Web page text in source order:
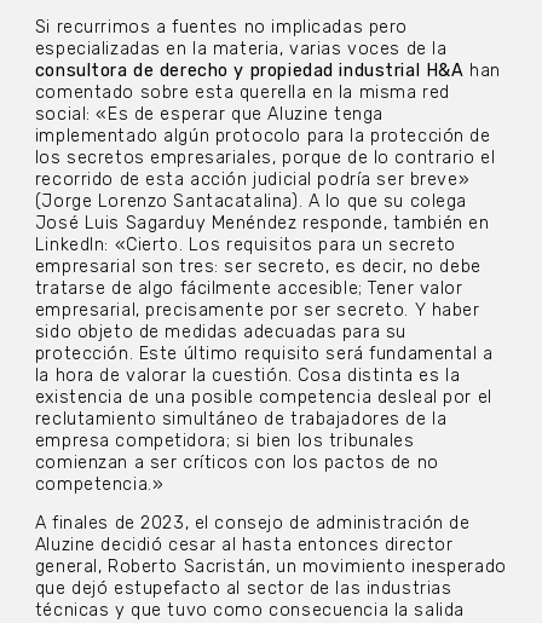
Si recurrimos a fuentes no implicadas pero
especializadas en la materia, varias voces de la
consultora de derecho y propiedad industrial H&A han
comentado sobre esta querella en la misma red
social: «Es de esperar que Aluzine tenga
implementado algún protocolo para la protección de
los secretos empresariales, porque de lo contrario el
recorrido de esta acción judicial podría ser breve»
(Jorge Lorenzo Santacatalina). A lo que su colega
José Luis Sagarduy Menéndez responde, también en
LinkedIn: «Cierto. Los requisitos para un secreto
empresarial son tres: ser secreto, es decir, no debe
tratarse de algo fácilmente accesible; Tener valor
empresarial, precisamente por ser secreto. Y haber
sido objeto de medidas adecuadas para su
protección. Este último requisito será fundamental a
la hora de valorar la cuestión. Cosa distinta es la
existencia de una posible competencia desleal por el
reclutamiento simultáneo de trabajadores de la
empresa competidora; si bien los tribunales
comienzan a ser críticos con los pactos de no
competencia.»
A finales de 2023, el consejo de administración de
Aluzine decidió cesar al hasta entonces director
general, Roberto Sacristán, un movimiento inesperado
que dejó estupefacto al sector de las industrias
técnicas y que tuvo como consecuencia la salida